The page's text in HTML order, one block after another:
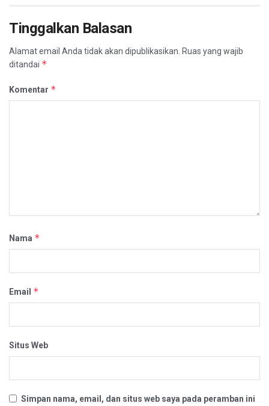
Tinggalkan Balasan
Alamat email Anda tidak akan dipublikasikan. Ruas yang wajib
ditandai *
Komentar *
Nama *
Email *
Situs Web
Simpan nama, email, dan situs web saya pada peramban ini